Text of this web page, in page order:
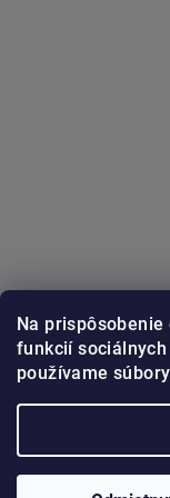
Na
funkcií
používame